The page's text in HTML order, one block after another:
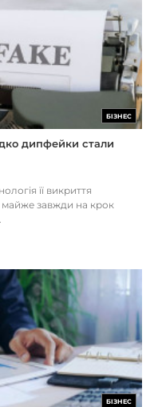
БІЗНЕС
дипфейки стали
її викриття
завжди на крок
БІЗНЕС